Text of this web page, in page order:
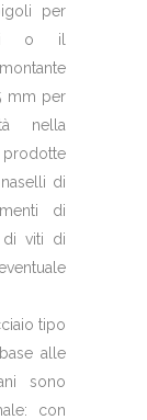
per
o il
mm per
nella
prodotte
di
di
di viti di
tipo
alle
sono
con